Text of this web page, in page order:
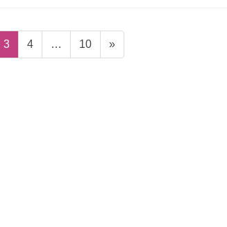
固
定
3
固
定
4 …
固
定
10 »